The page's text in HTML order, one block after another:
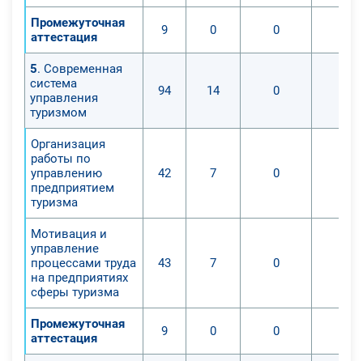
Промежуточная
аттестация
9 0 0
5. Современная
система
управления
туризмом
94 14 0
Организация
работы по
управлению
предприятием
туризма
42 7 0
Мотивация и
управление
процессами труда
на предприятиях
сферы туризма
43 7 0
Промежуточная
аттестация
9 0 0